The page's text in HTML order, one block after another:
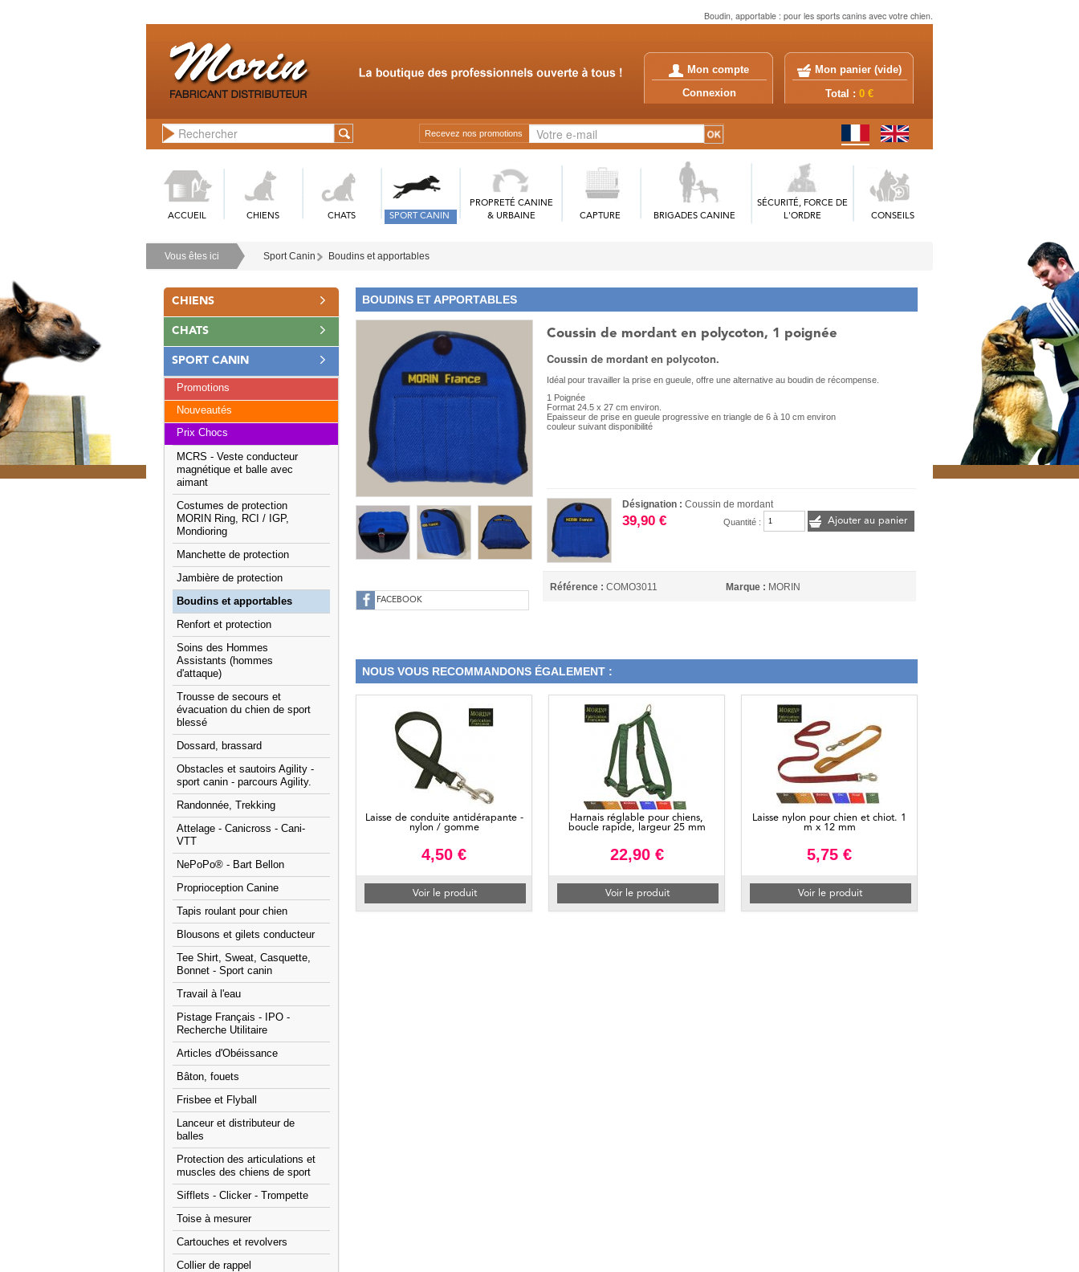
Boudin, apportable : pour les sports canins avec votre chien.
Mon compte
Connexion
Mon panier (vide)
Total : 0 €
Recevez nos promotions
ACCUEIL CHIENS CHATS SPORT CANIN
PROPRETÉ CANINE
& URBAINE
CAPTURE BRIGADES CANINE
SÉCURITÉ, FORCE DE
L'ORDRE
CONSEILS
Vous êtes ici Sport Canin Boudins et apportables
CHIENS
CHATS
SPORT CANIN
Promotions
Nouveautés
Prix Chocs
MCRS - Veste conducteur
magnétique et balle avec
aimant
Costumes de protection
MORIN Ring, RCI / IGP,
Mondioring
Manchette de protection
Jambière de protection
Boudins et apportables
Renfort et protection
Soins des Hommes
Assistants (hommes
d'attaque)
Trousse de secours et
évacuation du chien de sport
blessé
Dossard, brassard
Obstacles et sautoirs Agility -
sport canin - parcours Agility.
Randonnée, Trekking
Attelage - Canicross - Cani-
VTT
NePoPo® - Bart Bellon
Proprioception Canine
Tapis roulant pour chien
Blousons et gilets conducteur
Tee Shirt, Sweat, Casquette,
Bonnet - Sport canin
Travail à l'eau
Pistage Français - IPO -
Recherche Utilitaire
Articles d'Obéissance
Bâton, fouets
Frisbee et Flyball
Lanceur et distributeur de
balles
Protection des articulations et
muscles des chiens de sport
Sifflets - Clicker - Trompette
Toise à mesurer
Cartouches et revolvers
Collier de rappel
BOUDINS ET APPORTABLES
FACEBOOK
Coussin de mordant en polycoton, 1 poignée
Coussin de mordant en polycoton.
Idéal pour travailler la prise en gueule, offre une alternative au boudin de récompense.
1 Poignée
Format 24.5 x 27 cm environ.
Epaisseur de prise en gueule progressive en triangle de 6 à 10 cm environ
couleur suivant disponibilité
Désignation :Coussin de mordant
39,90 € Quantité : Ajouter au panier
Référence : COMO3011 Marque : MORIN
NOUS VOUS RECOMMANDONS ÉGALEMENT :
Laisse de conduite antidérapante -
nylon / gomme
4,50 €
Voir le produit
Harnais réglable pour chiens,
boucle rapide, largeur 25 mm
22,90 €
Voir le produit
Laisse nylon pour chien et chiot. 1
m x 12 mm
5,75 €
Voir le produit